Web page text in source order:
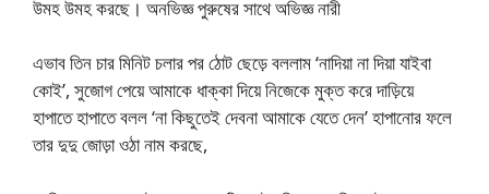
উমহ উমহ করছে। অনভিজ্ঞ পুরুষের সাথে অভিজ্ঞ নারী
এভাব তিন চার মিনিট চলার পর ঠোট ছেড়ে বললাম ‘নাদিয়া না দিয়া যাইবা
কোই’, সুজোগ পেয়ে আমাকে ধাক্কা দিয়ে নিজেকে মুক্ত করে দাড়িয়ে
হাপাতে হাপাতে বলল ‘না কিছুতেই দেবনা আমাকে যেতে দেন’ হাপানোর ফলে
তার দুদু জোড়া ওঠা নাম করছে,